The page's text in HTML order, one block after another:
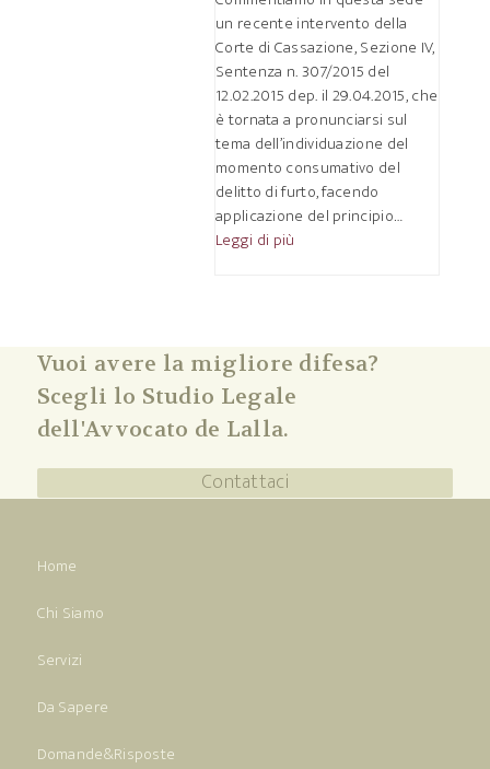
un recente intervento della
Corte di Cassazione, Sezione IV,
Sentenza n. 307/2015 del
12.02.2015 dep. il 29.04.2015, che
è tornata a pronunciarsi sul
tema dell’individuazione del
momento consumativo del
delitto di furto, facendo
applicazione del principio…
Leggi di più
Vuoi avere la migliore difesa?
Scegli lo Studio Legale
dell'Avvocato de Lalla.
Contattaci
Home
Chi Siamo
Servizi
Da Sapere
Domande&Risposte